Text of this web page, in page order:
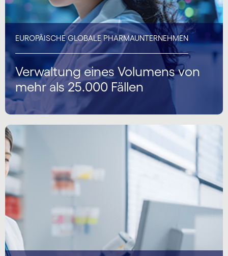
EUROPÄISCHE GLOBALE PHARMAUNTERNEHMEN
Verwaltung eines Volumens von
mehr als 25.000 Fällen